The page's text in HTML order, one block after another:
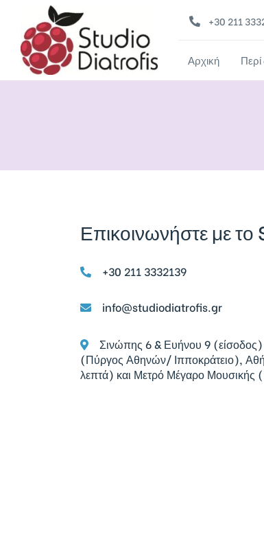
+30 211
Αρχική
Επικοινωνήστε με
+30 211 3332139
info@studiodiatrofis.gr
Σινώπης 6 & Ευήνου 9
(Πύργος Αθηνών/ Ιπποκράτειο),
λεπτά) και Μετρό Μέγαρο Μουσικής